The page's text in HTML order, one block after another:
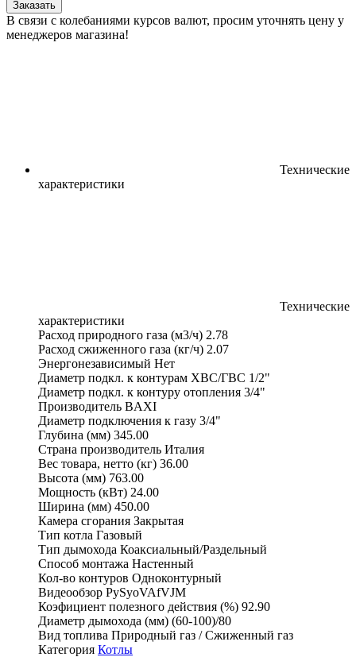
Заказать
В связи с колебаниями курсов валют, просим уточнять цену у
менеджеров магазина!
Технические
характеристики
Технические
характеристики
Расход природного газа (м3/ч) 2.78
Расход сжиженного газа (кг/ч) 2.07
Энергонезависимый Нет
Диаметр подкл. к контурам ХВС/ГВС 1/2"
Диаметр подкл. к контуру отопления 3/4"
Производитель BAXI
Диаметр подключения к газу 3/4"
Глубина (мм) 345.00
Страна производитель Италия
Вес товара, нетто (кг) 36.00
Высота (мм) 763.00
Мощность (кВт) 24.00
Ширина (мм) 450.00
Камера сгорания Закрытая
Тип котла Газовый
Тип дымохода Коаксиальный/Раздельный
Способ монтажа Настенный
Кол-во контуров Одноконтурный
Видеообзор PySyoVAfVJM
Коэфициент полезного действия (%) 92.90
Диаметр дымохода (мм) (60-100)/80
Вид топлива Природный газ / Сжиженный газ
Категория Котлы